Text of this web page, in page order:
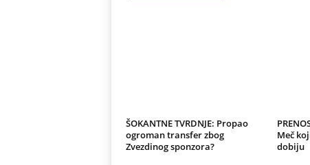
ŠOKANTNE TVRDNJE: Propao
ogroman transfer zbog
Zvezdinog sponzora?
Meč
dobiju